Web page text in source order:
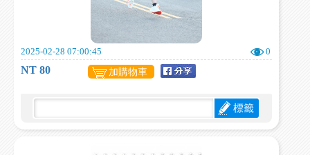
2025-02-28 07:00:45 0
NT 80 加購物車
標籤